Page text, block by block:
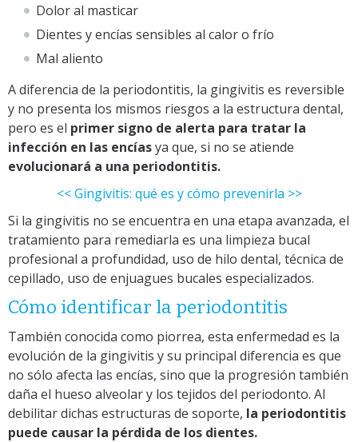
Dolor al masticar
Dientes y encías sensibles al calor o frío
Mal aliento
A diferencia de la periodontitis, la gingivitis es reversible
y no presenta los mismos riesgos a la estructura dental,
pero es el primer signo de alerta para tratar la
infección en las encíasya que, si no se atiende
evolucionará a una periodontitis.
<< Gingivitis: qué es y cómo prevenirla >>
Si la gingivitis no se encuentra en una etapa avanzada, el
tratamiento para remediarla es una limpieza bucal
profesional a profundidad, uso de hilo dental, técnica de
cepillado, uso de enjuagues bucales especializados.
Cómo identificar la periodontitis
También conocida como piorrea, esta enfermedad es la
evolución de la gingivitis y su principal diferencia es que
no sólo afecta las encías, sino que la progresión también
daña el hueso alveolar y los tejidos del periodonto. Al
debilitar dichas estructuras de soporte, la periodontitis
puede causar la pérdida de los dientes.